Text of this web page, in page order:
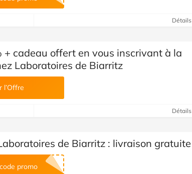
Détails
+ cadeau offert en vous inscrivant à la
Laboratoires de Biarritz
l’Offre
Détails
de Biarritz : livraison gratuite
promo